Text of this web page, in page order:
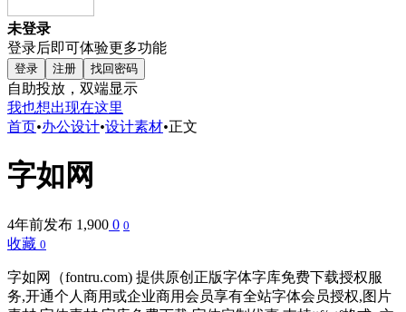
未登录
登录后即可体验更多功能
登录 注册 找回密码
自助投放，双端显示
我也想出现在这里
首页•办公设计•设计素材•正文
字如网
4年前发布 1,900 0 0
收藏 0
字如网（fontru.com) 提供原创正版字体字库免费下载授权服
务,开通个人商用或企业商用会员享有全站字体会员授权,图片